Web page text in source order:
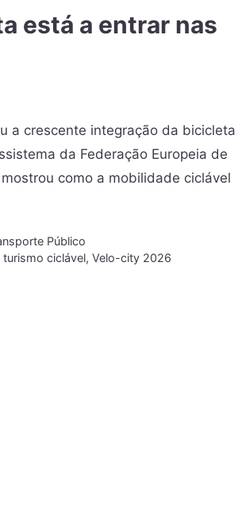
está a entrar nas
a crescente integração da bicicleta
da Federação Europeia de
como a mobilidade ciclável
Público
turismo ciclável,Velo-city 2026